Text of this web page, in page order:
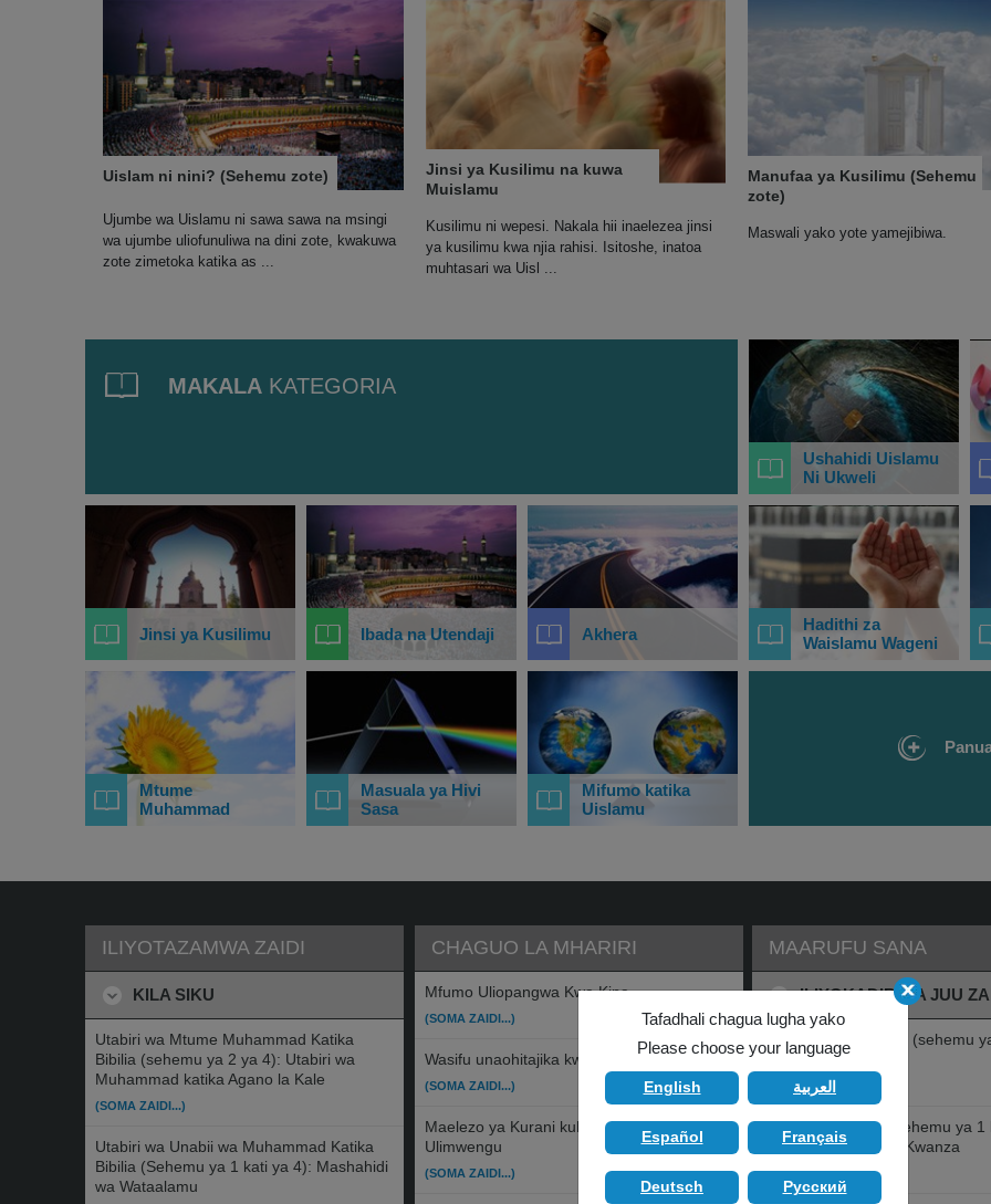
Uislam ni nini? (Sehemu zote)
Ujumbe wa Uislamu ni sawa sawa na msingi
wa ujumbe uliofunuliwa na dini zote, kwakuwa
zote zimetoka katika as ...
Jinsi ya Kusilimu na kuwa
Muislamu
Kusilimu ni wepesi. Nakala hii inaelezea jinsi
ya kusilimu kwa njia rahisi. Isitoshe, inatoa
muhtasari wa Uisl ...
Manufaa ya Kusilimu (Sehemu
zote)
Maswali yako yote yamejibiwa.
MAKALA KATEGORIA
Ushahidi Uislamu
Ni Ukweli
Jinsi ya Kusilimu Ibada na Utendaji Akhera
Hadithi za
Waislamu Wageni
Mtume
Muhammad
Masuala ya Hivi
Sasa
Mifumo katika
Uislamu
ILIYOTAZAMWA ZAIDI
KILA SIKU
Utabiri wa Mtume Muhammad Katika
Bibilia (sehemu ya 2 ya 4): Utabiri wa
Muhammad katika Agano la Kale
(SOMA ZAIDI...)
Utabiri wa Unabii wa Muhammad Katika
Bibilia (Sehemu ya 1 kati ya 4): Mashahidi
wa Wataalamu
CHAGUO LA MHARIRI
Mfumo Uliopangwa Kwa Kina
(SOMA ZAIDI...)
Wasifu unaohitajika kwa Muislam
(SOMA ZAIDI...)
Maelezo ya Kurani kuhusu asili ya
Ulimwengu
(SOMA ZAIDI...)
MAARUFU SANA
ILIYOKADIRIWA JUU
Manufaa ya Kusilimu (sehemu
ya 3)
(SOMA ZAIDI...)
Hadithi ya Adamu (sehemu ya 1
5): Mwanadamu wa Kwanza
(SOMA ZAIDI...)
Tafadhali chagua lugha yako
Please choose your language
English العربية
Español Français
Deutsch Pусский